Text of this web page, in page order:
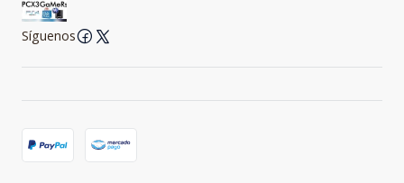
Síguenos